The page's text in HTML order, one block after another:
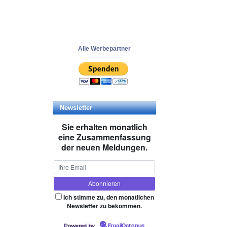
Alle Werbepartner
Newsletter
Sie erhalten monatlich
eine Zusammenfassung
der neuen Meldungen.
Ich stimme zu, den monatlichen
Newsletter zu bekommen.
EmailOctopus